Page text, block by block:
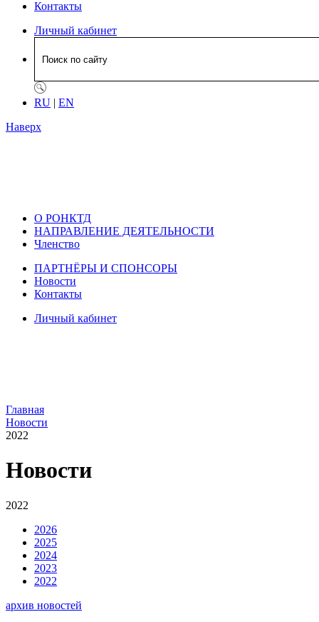
Контакты
Личный кабинет
RU | EN
Наверх
О РОНКТД
НАПРАВЛЕНИЕ ДЕЯТЕЛЬНОСТИ
Членство
ПАРТНЁРЫ И СПОНСОРЫ
Новости
Контакты
Личный кабинет
Главная
Новости
2022
Новости
2022
2026
2025
2024
2023
2022
архив новостей